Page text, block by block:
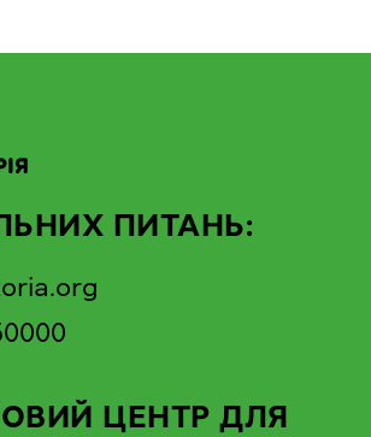
ПИТАНЬ:
ЦЕНТР ДЛЯ